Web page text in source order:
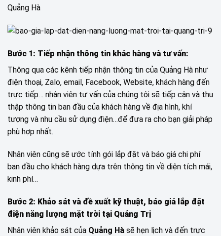
Quảng Hà
Bước 1: Tiếp nhận thông tin khác hàng và tư vấn:
Thông qua các kênh tiếp nhận thông tin của Quảng Hà như
điện thoại, Zalo, email, Facebook, Website, khách hàng đến
trực tiếp… nhân viên tư vấn của chúng tôi sẽ tiếp cận và thu
thập thông tin ban đầu của khách hàng về địa hình, khí
tượng và nhu cầu sử dụng điện…để đưa ra cho bạn giải pháp
phù hợp nhất.
Nhân viên cũng sẽ ước tính gói lắp đặt và báo giá chi phí
ban đầu cho khách hàng dựa trên thông tin về diện tích mái,
kinh phí…
Bước 2: Khảo sát và đề xuất kỹ thuật, báo giá lắp đặt
điện năng lượng mặt trời tại Quảng Trị
Nhân viên khảo sát của Quảng Hà sẽ hẹn lịch và đến trực